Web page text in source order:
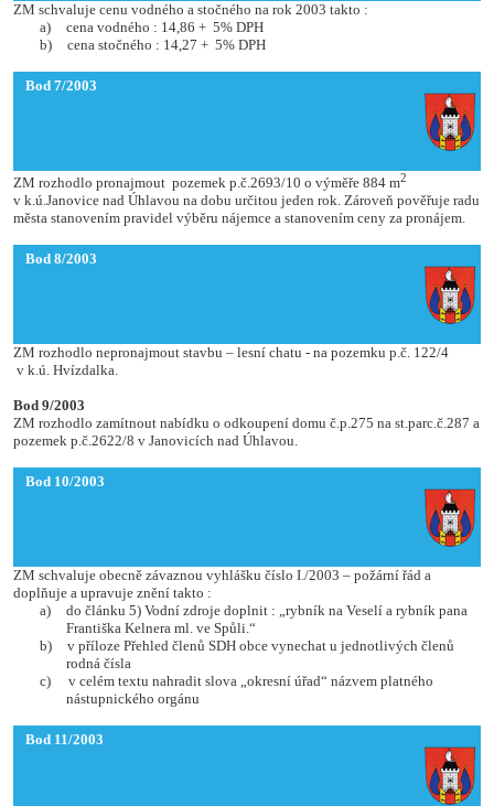
ZM schvaluje cenu vodného a stočného na rok 2003 takto :
a)
cena vodného : 14,86 + 5% DPH
b)
cena stočného : 14,27 + 5% DPH
Bod 7/2003
ZM rozhodlo pronajmout pozemek p.č.2693/10 o výměře 884 m2
v k.ú.Janovice nad Úhlavou na dobu určitou jeden rok. Zároveň pověřuje radu
města stanovením pravidel výběru nájemce a stanovením ceny za pronájem.
Bod 8/2003
ZM rozhodlo nepronajmout stavbu – lesní chatu - na pozemku p.č. 122/4
v k.ú. Hvízdalka.
Bod 9/2003
ZM rozhodlo zamítnout nabídku o odkoupení domu č.p.275 na st.parc.č.287 a
pozemek p.č.2622/8 v Janovicích nad Úhlavou.
Bod 10/2003
ZM schvaluje obecně závaznou vyhlášku číslo I./2003 – požární řád a
doplňuje a upravuje znění takto :
a)
do článku 5) Vodní zdroje doplnit : „rybník na Veselí a rybník pana
Františka Kelnera ml. ve Spůli.“
b)
v příloze Přehled členů SDH obce vynechat u jednotlivých členů
rodná čísla
c)
v celém textu nahradit slova „okresní úřad“ názvem platného
nástupnického orgánu
Bod 11/2003